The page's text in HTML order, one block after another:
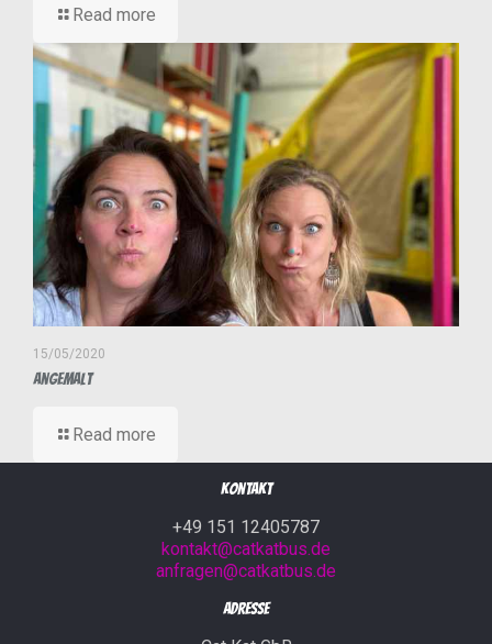
Read more
15/05/2020
Angemalt
Read more
Kontakt
+49 151 12405787
kontakt@catkatbus.de
anfragen@catkatbus.de
Adresse